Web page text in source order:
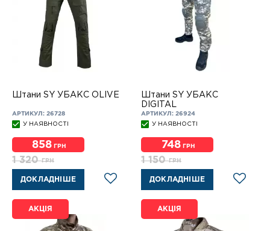
Штани SY УБАКС OLIVE
АРТИКУЛ: 26728
У НАЯВНОСТІ
858 ГРН
1 320ГРН
ДОКЛАДНІШЕ
Штани SY УБАКС
DIGITAL
АРТИКУЛ: 26924
У НАЯВНОСТІ
748 ГРН
1 150ГРН
ДОКЛАДНІШЕ
АКЦІЯ АКЦІЯ